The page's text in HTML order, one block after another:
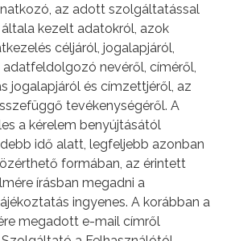
az adott szolgáltatással
kezelt adatokról, azok
céljáról, jogalapjáról,
nevéről, címéről,
jogalapjáról és címzettjéről, az
tevékenységéről. A
a kérelem benyújtásától
idő alatt, legfeljebb azonban
formában, az érintett
írásban megadni a
ingyenes. A korábban a
megadott e-mail címről